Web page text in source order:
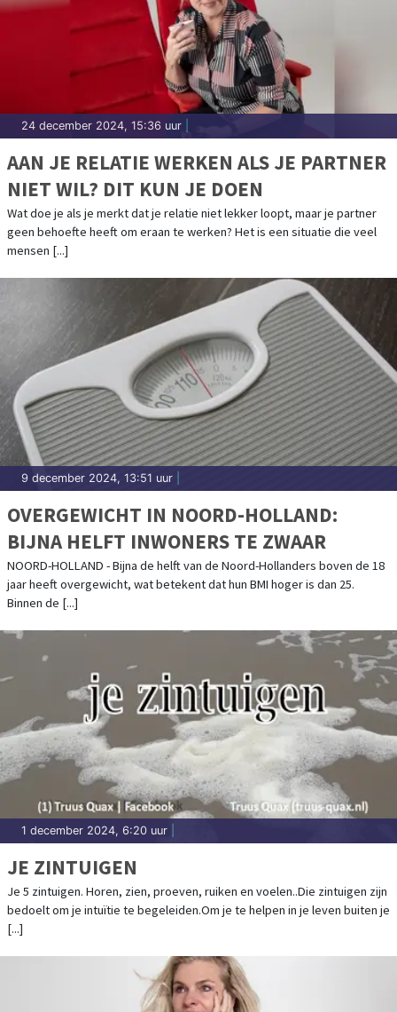
24 december 2024, 15:36 uur
AAN JE RELATIE WERKEN ALS JE PARTNER
NIET WIL? DIT KUN JE DOEN
Wat doe je als je merkt dat je relatie niet lekker loopt, maar je partner
geen behoefte heeft om eraan te werken? Het is een situatie die veel
mensen [...]
9 december 2024, 13:51 uur
OVERGEWICHT IN NOORD-HOLLAND:
BIJNA HELFT INWONERS TE ZWAAR
NOORD-HOLLAND - Bijna de helft van de Noord-Hollanders boven de 18
jaar heeft overgewicht, wat betekent dat hun BMI hoger is dan 25.
Binnen de [...]
1 december 2024, 6:20 uur
JE ZINTUIGEN
Je 5 zintuigen. Horen, zien, proeven, ruiken en voelen..Die zintuigen zijn
bedoelt om je intuïtie te begeleiden.Om je te helpen in je leven buiten je
[...]